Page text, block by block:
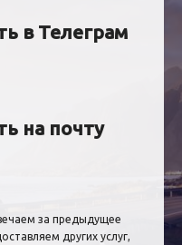
в Телеграм
на почту
за предыдущее
других услуг,